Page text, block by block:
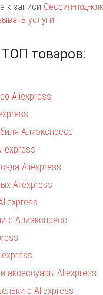
к записи Сессия-под-
услуги
ТОП товаров:
Aliexpress
Алиэкспресс
Aliexpress
Aliexpress
с Алиэкспресс
аксессуары Aliexpress
с Aliexpress